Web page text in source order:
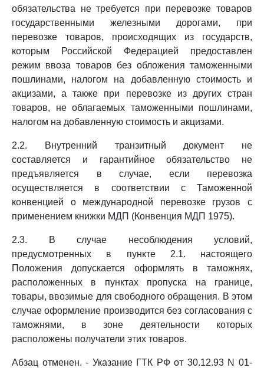
обязательства не требуется при перевозке товаров
государственными железными дорогами, при
перевозке товаров, происходящих из государств,
которым Российской Федерацией предоставлен
режим ввоза товаров без обложения таможенными
пошлинами, налогом на добавленную стоимость и
акцизами, а также при перевозке из других стран
товаров, не облагаемых таможенными пошлинами,
налогом на добавленную стоимость и акцизами.
2.2. Внутренний транзитный документ не
составляется и гарантийное обязательство не
предъявляется в случае, если перевозка
осуществляется в соответствии с Таможенной
конвенцией о международной перевозке грузов с
применением книжки МДП (Конвенция МДП 1975).
2.3. В случае несоблюдения условий,
предусмотренных в пункте 2.1. настоящего
Положения допускается оформлять в таможнях,
расположенных в пунктах пропуска на границе,
товары, ввозимые для свободного обращения. В этом
случае оформление производится без согласования с
таможнями, в зоне деятельности которых
расположены получатели этих товаров.
Абзац отменен. - Указание ГТК РФ от 30.12.93 N 01-